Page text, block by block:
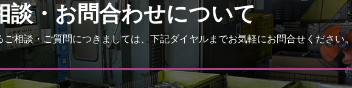
談・お問合わせについて
相談・ご質問につきましては、下記ダイヤルまでお気軽にお問合せください。